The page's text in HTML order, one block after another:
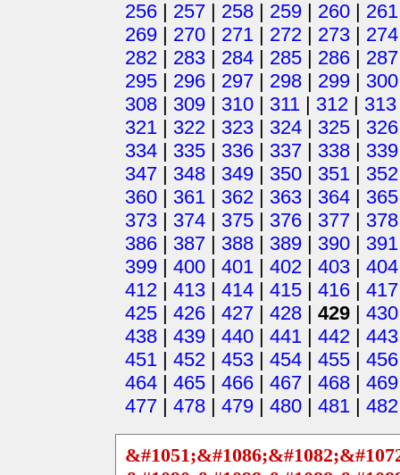
256 | 257 | 258 | 259 | 260 | 261
269 | 270 | 271 | 272 | 273 | 274
282 | 283 | 284 | 285 | 286 | 287
295 | 296 | 297 | 298 | 299 | 300
308 | 309 | 310 | 311 | 312 | 313
321 | 322 | 323 | 324 | 325 | 326
334 | 335 | 336 | 337 | 338 | 339
347 | 348 | 349 | 350 | 351 | 352
360 | 361 | 362 | 363 | 364 | 365
373 | 374 | 375 | 376 | 377 | 378
386 | 387 | 388 | 389 | 390 | 391
399 | 400 | 401 | 402 | 403 | 404
412 | 413 | 414 | 415 | 416 | 417
425 | 426 | 427 | 428 | 429 | 430
438 | 439 | 440 | 441 | 442 | 443
451 | 452 | 453 | 454 | 455 | 456
464 | 465 | 466 | 467 | 468 | 469
477 | 478 | 479 | 480 | 481 | 482